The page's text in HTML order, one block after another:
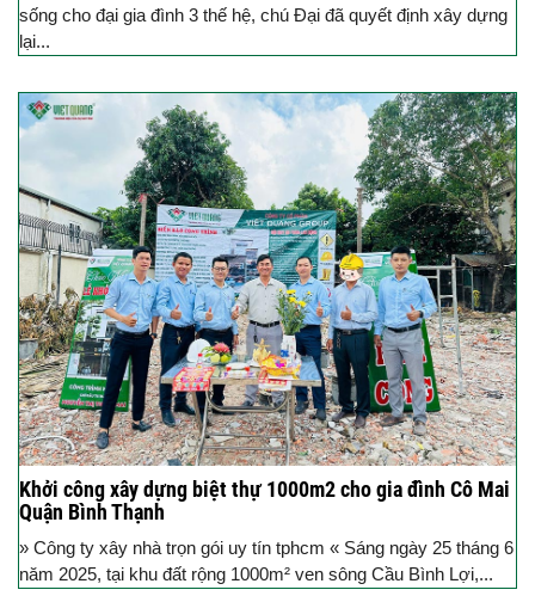
sống cho đại gia đình 3 thế hệ, chú Đại đã quyết định xây dựng
lại...
Khởi công xây dựng biệt thự 1000m2 cho gia đình Cô Mai
Quận Bình Thạnh
» Công ty xây nhà trọn gói uy tín tphcm « Sáng ngày 25 tháng 6
năm 2025, tại khu đất rộng 1000m² ven sông Cầu Bình Lợi,...